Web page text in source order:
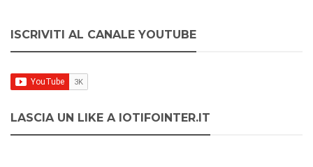
ISCRIVITI AL CANALE YOUTUBE
LASCIA UN LIKE A IOTIFOINTER.IT